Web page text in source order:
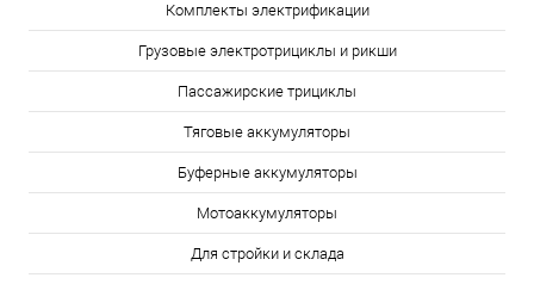
Комплекты электрификации
Грузовые электротрициклы и рикши
Пассажирские трициклы
Тяговые аккумуляторы
Буферные аккумуляторы
Мотоаккумуляторы
Для стройки и склада